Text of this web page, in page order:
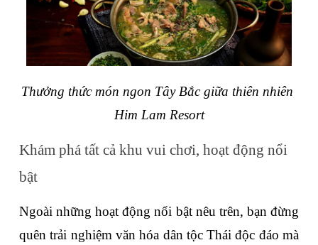
Thưởng thức món ngon Tây Bắc giữa thiên nhiên
Him Lam Resort
Khám phá tất cả khu vui chơi, hoạt động nổi
bật
Ngoài những hoạt động nổi bật nêu trên, bạn đừng
quên trải nghiệm văn hóa dân tộc Thái độc đáo mà